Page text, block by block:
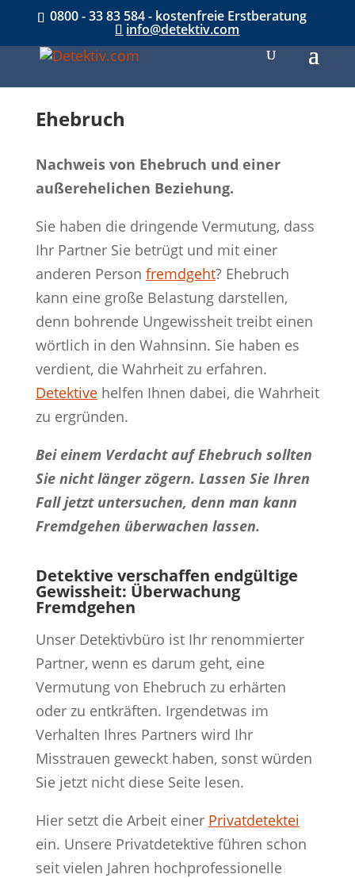
0800 - 33 83 584 - kostenfreie Erstberatung
info@detektiv.com
Ehebruch
Nachweis von Ehebruch und einer
außerehelichen Beziehung.
Sie haben die dringende Vermutung, dass
Ihr Partner Sie betrügt und mit einer
anderen Person fremdgeht? Ehebruch
kann eine große Belastung darstellen,
denn bohrende Ungewissheit treibt einen
wörtlich in den Wahnsinn. Sie haben es
verdient, die Wahrheit zu erfahren.
Detektivehelfen Ihnen dabei, die Wahrheit
zu ergründen.
Bei einem Verdacht auf Ehebruch sollten
Sie nicht länger zögern. Lassen Sie Ihren
Fall jetzt untersuchen, denn man kann
Fremdgehen überwachen lassen.
Detektive verschaffen endgültige
Gewissheit: Überwachung
Fremdgehen
Unser Detektivbüro ist Ihr renommierter
Partner, wenn es darum geht, eine
Vermutung von Ehebruch zu erhärten
oder zu entkräften. Irgendetwas im
Verhalten Ihres Partners wird Ihr
Misstrauen geweckt haben, sonst würden
Sie jetzt nicht diese Seite lesen.
Hier setzt die Arbeit einer Privatdetektei
ein. Unsere Privatdetektive führen schon
seit vielen Jahren hochprofessionelle